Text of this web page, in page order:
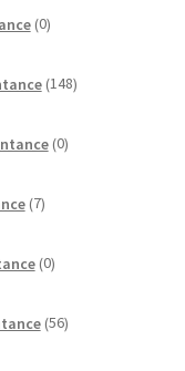
0izdelkov
148izdelkov
0izdelkov
7izdelkov
0izdelkov
56izdelkov